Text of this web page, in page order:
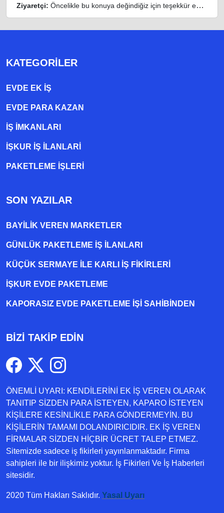
Ziyaretçi: Öncelikle bu konuya değindiğiz için teşekkür ederim maalesef bu tarzda yazılarla inanıp aldanan ve dolandirilan insanlar oluyor, o yüzden bu sektörlerde işini hakkıyla yapan siteler ve sayfalara itibar edilmeli,üç beş demeden ek gelir ile evine destek olmayan iyi niyetli insanlarında iyi niyetleri suistimal edilmemeli,sayfanızın geniş kitlelere doğru ve gerçek adresten ulaşması temennisiyle kolaylıklar dilerim..
KATEGORILER
EVDE EK IŞ
EVDE PARA KAZAN
İŞ İMKANLARI
İŞKUR İŞ İLANLARI
PAKETLEME IŞLERI
SON YAZILAR
BAYILIK VEREN MARKETLER
GÜNLÜK PAKETLEME İŞ İLANLARI
KÜÇÜK SERMAYE ILE KARLI İŞ FIKIRLERI
İŞKUR EVDE PAKETLEME
KAPORASIZ EVDE PAKETLEME IŞI SAHIBINDEN
BİZİ TAKİP EDİN
ÖNEMLİ UYARI: KENDİLERİNİ EK İŞ VEREN OLARAK
TANITIP SİZDEN PARA İSTEYEN, KAPARO İSTEYEN
KİŞİLERE KESİNLİKLE PARA GÖNDERMEYİN. BU
KİŞİLERİN TAMAMI DOLANDIRICIDIR. EK İŞ VEREN
FİRMALAR SİZDEN HİÇBİR ÜCRET TALEP ETMEZ.
Sitemizde sadece iş fikirleri yayınlanmaktadır. Firma
sahipleri ile bir ilişkimiz yoktur. İş Fikirleri Ve İş Haberleri
sitesidir.
2020 Tüm Hakları Saklıdır. Yasal Uyarı